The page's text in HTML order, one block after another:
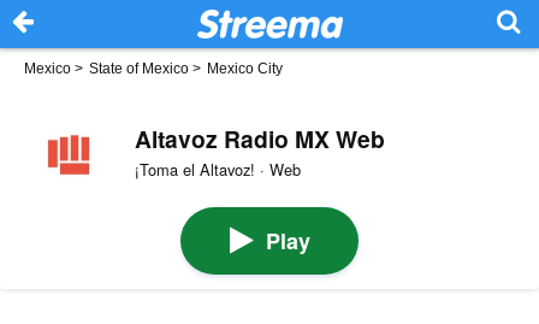
Mexico > State of Mexico > Mexico City
Altavoz Radio MX Web
¡Toma el Altavoz! · Web
Play